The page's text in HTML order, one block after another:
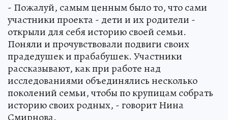
- Пожалуй, самым ценным было то, что сами
участники проекта - дети и их родители -
открыли для себя историю своей семьи.
Поняли и прочувствовали подвиги своих
прадедушек и прабабушек. Участники
рассказывают, как при работе над
исследованиями объединялись несколько
поколений семьи, чтобы по крупицам собрать
историю своих родных, - говорит Нина